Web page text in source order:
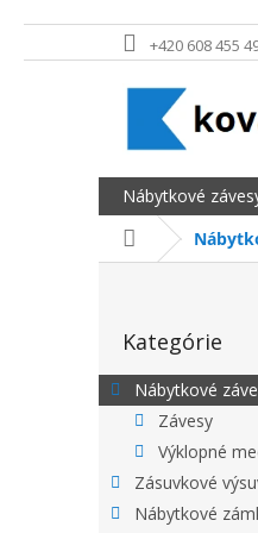
Prejsť na obsah +420 608 455
Nábytkové
Domov
BOČNÝ PANEL
Kategórie
Nábytkové
Závesy
Výklopné
Zásuvkové
Nábytkové